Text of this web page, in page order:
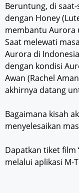
Beruntung, di
dengan Honey
membantu Aurora
Saat melewati
Aurora di
dengan kondisi
Awan (Rachel
akhirnya datang
Bagaimana kisah
menyelesaikan
Dapatkan tiket film
melalui aplikasi M-